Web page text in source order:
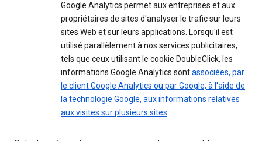
Google Analytics permet aux entreprises et aux
propriétaires de sites d'analyser le trafic sur leurs
sites Web et sur leurs applications. Lorsqu'il est
utilisé parallèlement à nos services publicitaires,
tels que ceux utilisant le cookie DoubleClick, les
informations Google Analytics sontassociées, par
le client Google Analytics ou par Google, à l'aide de
la technologie Google, aux informations relatives
aux visites sur plusieurs sites.